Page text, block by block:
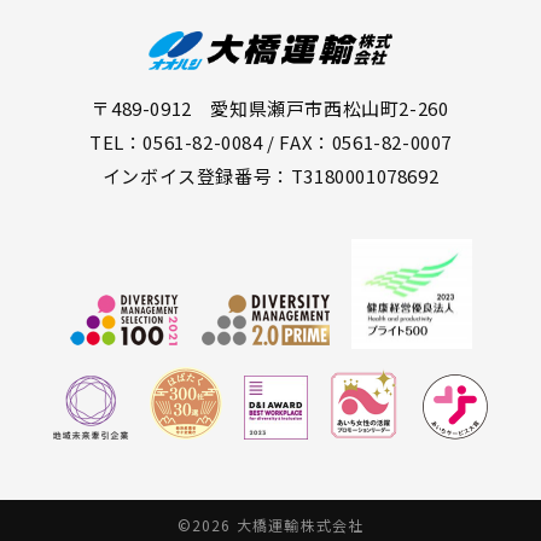
〒489-0912 愛知県瀬戸市西松山町2-260
TEL：0561-82-0084 / FAX：0561-82-0007
インボイス登録番号：T3180001078692
©2026 大橋運輸株式会社